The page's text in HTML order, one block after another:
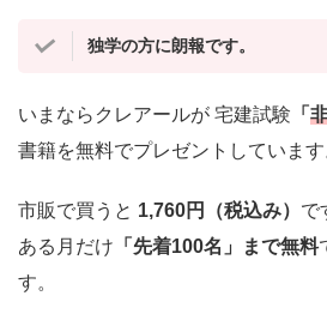
独学の方に朗報です。
いまならクレアールが 宅建試験 「
書籍を無料でプレゼントしています
市販で買うと 1,760円（税込み） で
ある月だけ 「先着100名」まで無料
す。